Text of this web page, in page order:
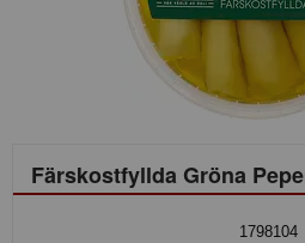
Färskostfyllda Gröna
1798104